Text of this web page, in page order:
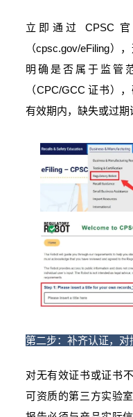
立即通过 CPSC 官
（cpsc.gov/eFiling）
明确是否属于监管
（CPC/GCC 证书）
有效期内，缺失或过期
第二步：补齐认证，对
对无有效证书或证书
可资质的第三方实验